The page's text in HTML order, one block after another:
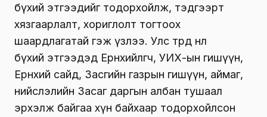
бүхий этгээдийг тодорхойлж, тэдгээрт
хязгаарлалт, хориглолт тогтоох
шаардлагатай гэж үзлээ. Улс төрд нөлөө
бүхий этгээдэд Ерөнхийлөгч, УИХ-ын гишүүн,
Ерөнхий сайд, Засгийн газрын гишүүн, аймаг,
нийслэлийн Засаг даргын албан тушаал
эрхэлж байгаа хүн байхаар тодорхойлсон